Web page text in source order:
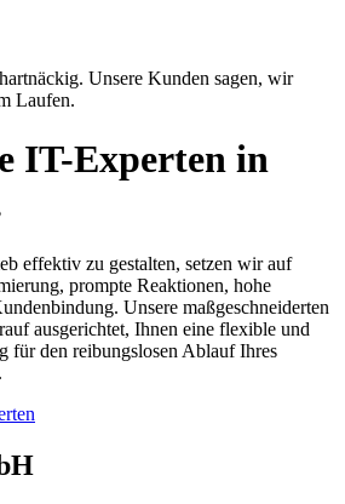
Unsere Kunden sagen, wir
Laufen.
IT-Experten in
effektiv zu gestalten, setzen wir auf
prompte Reaktionen, hohe
Unsere maßgeschneiderten
ausgerichtet, Ihnen eine flexible und
für den reibungslosen Ablauf Ihres